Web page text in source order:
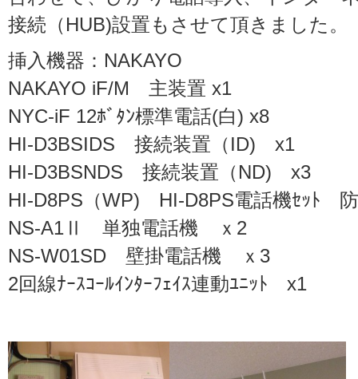
接続（HUB)設置もさせて頂きました。
挿入機器：NAKAYO
NAKAYO iF/M 主装置 x1
NYC-iF 12ﾎﾞﾀﾝ標準電話(白) x8
HI-D3BSIDS 接続装置（ID) x1
HI-D3BSNDS 接続装置（ND) x3
HI-D8PS（WP) HI-D8PS電話機ｾｯﾄ
NS-A1Ⅱ 単独電話機 ｘ2
NS-W01SD 壁掛電話機 ｘ3
2回線ﾅｰｽｺｰﾙｲﾝﾀｰﾌｪｲｽ連動ﾕﾆｯﾄ x1